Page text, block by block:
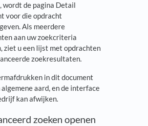
wordt de pagina Detail
voor die opdracht
Als meerdere
aan uw zoekcriteria
ziet u een lijst met opdrachten
zoekresultaten.
in dit document
aard, en de interface
kan afwijken.
zoeken openen